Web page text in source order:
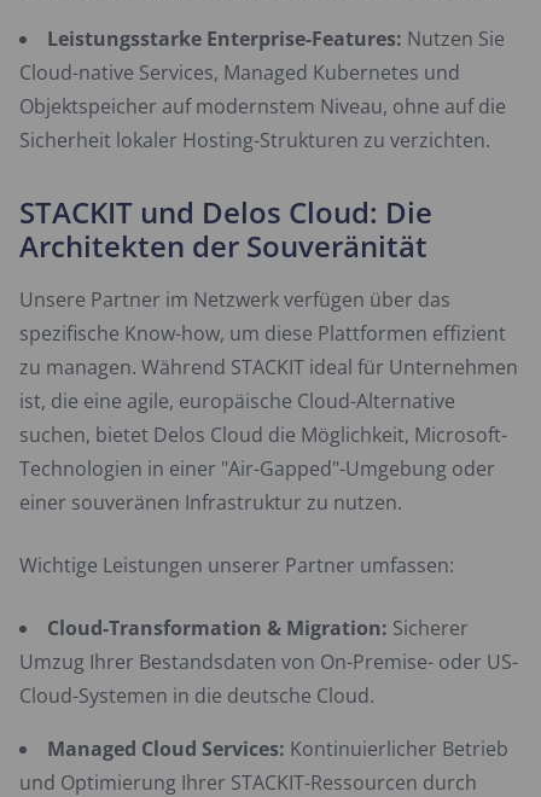
Leistungsstarke Enterprise-Features: Nutzen Sie
Cloud-native Services, Managed Kubernetes und
Objektspeicher auf modernstem Niveau, ohne auf die
Sicherheit lokaler Hosting-Strukturen zu verzichten.
STACKIT und Delos Cloud: Die
Architekten der Souveränität
Unsere Partner im Netzwerk verfügen über das
spezifische Know-how, um diese Plattformen effizient
zu managen. Während STACKIT ideal für Unternehmen
ist, die eine agile, europäische Cloud-Alternative
suchen, bietet Delos Cloud die Möglichkeit, Microsoft-
Technologien in einer "Air-Gapped"-Umgebung oder
einer souveränen Infrastruktur zu nutzen.
Wichtige Leistungen unserer Partner umfassen:
Cloud-Transformation & Migration: Sicherer
Umzug Ihrer Bestandsdaten von On-Premise- oder US-
Cloud-Systemen in die deutsche Cloud.
Managed Cloud Services: Kontinuierlicher Betrieb
und Optimierung Ihrer STACKIT-Ressourcen durch